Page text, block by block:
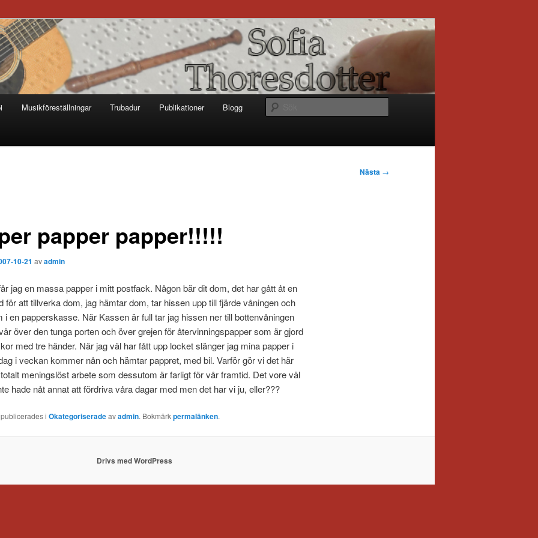
Musikföreställningar Trubadur Publikationer Blogg
Nästa →
papper papper!!!!!
10-21 avadmin
jag en massa papper i mitt postfack. Någon bär dit dom, det har gått åt en
för att tillverka dom, jag hämtar dom, tar hissen upp till fjärde våningen och
i en papperskasse. När Kassen är full tar jag hissen ner till bottenvåningen
över den tunga porten och över grejen för återvinningspapper som är gjord
med tre händer. När jag väl har fått upp locket slänger jag mina papper i
i veckan kommer nån och hämtar pappret, med bil. Varför gör vi det här
meningslöst arbete som dessutom är farligt för vår framtid. Det vore väl
hade nåt annat att fördriva våra dagar med men det har vi ju, eller???
i Okategoriseradeavadmin. Bokmärkpermalänken.
Drivs med WordPress